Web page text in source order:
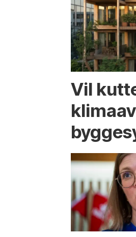
Vil